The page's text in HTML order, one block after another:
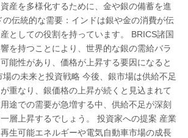
産を多様化するために、金や銀の備蓄を進
伝統的な需要：インドは銀や金の消費が伝
としての役割を持っています。 BRICS諸国
を持つことにより、世界的な銀の需給バラ
能性があり、価格が上昇する要因になると
の未来と投資戦略 今後、銀市場は供給不足
重なり、銀価格の上昇が続くと見込まれて
途での需要が急増する中、供給不足が深刻
層上昇するでしょう。 投資家への提案 産業
生可能エネルギーや電気自動車市場の成長